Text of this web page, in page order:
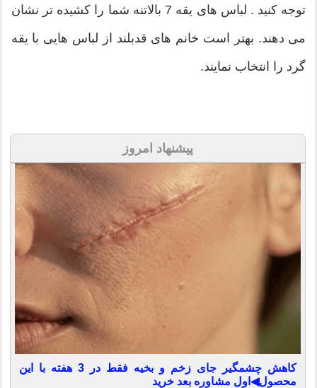
توجه کنید . لباس های یقه 7 بالاتنه شما را کشیده تر نشان
می دهند. بهتر است خانم های قدبلند از لباس هایی با یقه
گرد را انتخاب نمایند.
پیشنهاد امروز
کاهش چشمگیر جای زخم و بخیه فقط در 3 هفته با این
محصول◀اول مشاوره بعد خرید